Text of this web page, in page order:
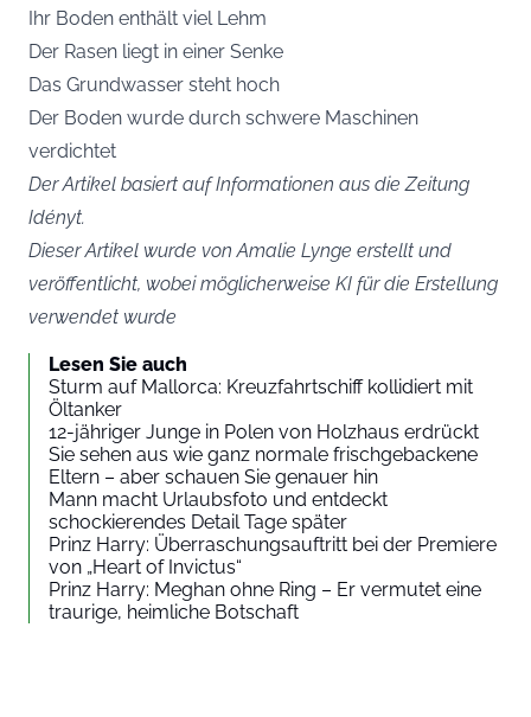
Ihr Boden enthält viel Lehm
Der Rasen liegt in einer Senke
Das Grundwasser steht hoch
Der Boden wurde durch schwere Maschinen
verdichtet
Der Artikel basiert auf Informationen aus die Zeitung
Idényt.
Dieser Artikel wurde von Amalie Lynge erstellt und
veröffentlicht, wobei möglicherweise KI für die Erstellung
verwendet wurde
Lesen Sie auch
Sturm auf Mallorca: Kreuzfahrtschiff kollidiert mit
Öltanker
12-jähriger Junge in Polen von Holzhaus erdrückt
Sie sehen aus wie ganz normale frischgebackene
Eltern – aber schauen Sie genauer hin
Mann macht Urlaubsfoto und entdeckt
schockierendes Detail Tage später
Prinz Harry: Überraschungsauftritt bei der Premiere
von „Heart of Invictus“
Prinz Harry: Meghan ohne Ring – Er vermutet eine
traurige, heimliche Botschaft